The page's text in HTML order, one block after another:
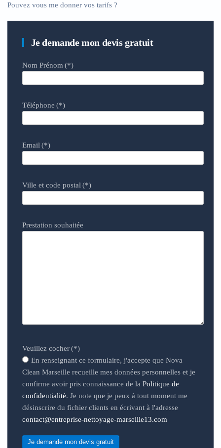
Pouvez vous me donner vos tarifs ?
Je demande mon devis gratuit
Nom Prénom (*)
Téléphone (*)
Email (*)
Ville et code postal (*)
Prestation souhaitée
Veuillez cocher(*)
En renseignant ce formulaire, j'accepte que Nova
Clean Marseille recueille mes données personnelles et je
confirme avoir pris connaissance de la Politique de
confidentialité. Je note que je peux à tout moment me
désinscrire du fichier clients en écrivant à l'adresse
contact@entreprise-nettoyage-marseille13.com
Je demande mon devis gratuit